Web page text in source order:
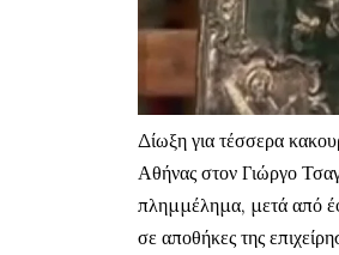
Δίωξη για τέσσερα
Αθήνας στον Γιώργο
πλημμέλημα, μετά από
σε αποθήκες της